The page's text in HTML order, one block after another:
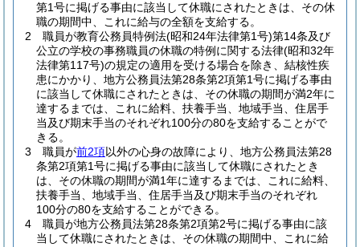
第1号に掲げる事由に該当して休職にされたときは、その休
職の期間中、これに給与の全額を支給する。
2
職員が教育公務員特例法(昭和24年法律第1号)第14条及び
公立の学校の事務職員の休職の特例に関する法律(昭和32年
法律第117号)の規定の適用を受ける場合を除き、結核性疾
患にかかり、地方公務員法第28条第2項第1号に掲げる事由
に該当して休職にされたときは、その休職の期間が満2年に
達するまでは、これに給料、扶養手当、地域手当、住居手
当及び期末手当のそれぞれ100分の80を支給することがで
きる。
3
職員が前2項以外の心身の故障により、地方公務員法第28
条第2項第1号に掲げる事由に該当して休職にされたとき
は、その休職の期間が満1年に達するまでは、これに給料、
扶養手当、地域手当、住居手当及び期末手当のそれぞれ
100分の80を支給することができる。
4
職員が地方公務員法第28条第2項第2号に掲げる事由に該
当して休職にされたときは、その休職の期間中、これに給